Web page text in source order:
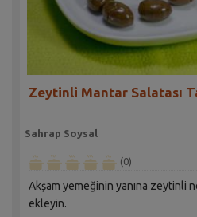
Zeytinli Mantar Salatası
Sahrap Soysal
(0)
Akşam yemeğinin yanına zeytinli
ekleyin.